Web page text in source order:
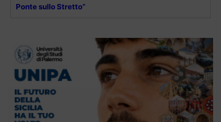
Ponte sullo Stretto”